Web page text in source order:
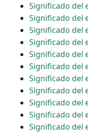
Significado del
Significado del
Significado del
Significado del
Significado del
Significado del
Significado del
Significado del
Significado del
Significado del
Significado del